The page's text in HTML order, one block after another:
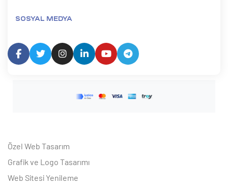
SOSYAL MEDYA
Özel Web Tasarım
Grafik ve Logo Tasarımı
Web Sitesi Yenileme